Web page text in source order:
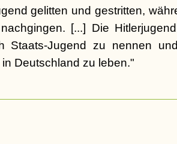
gelitten und gestritten,
[...] Die
Staats-Jugend zu nennen
Deutschland zu leben."